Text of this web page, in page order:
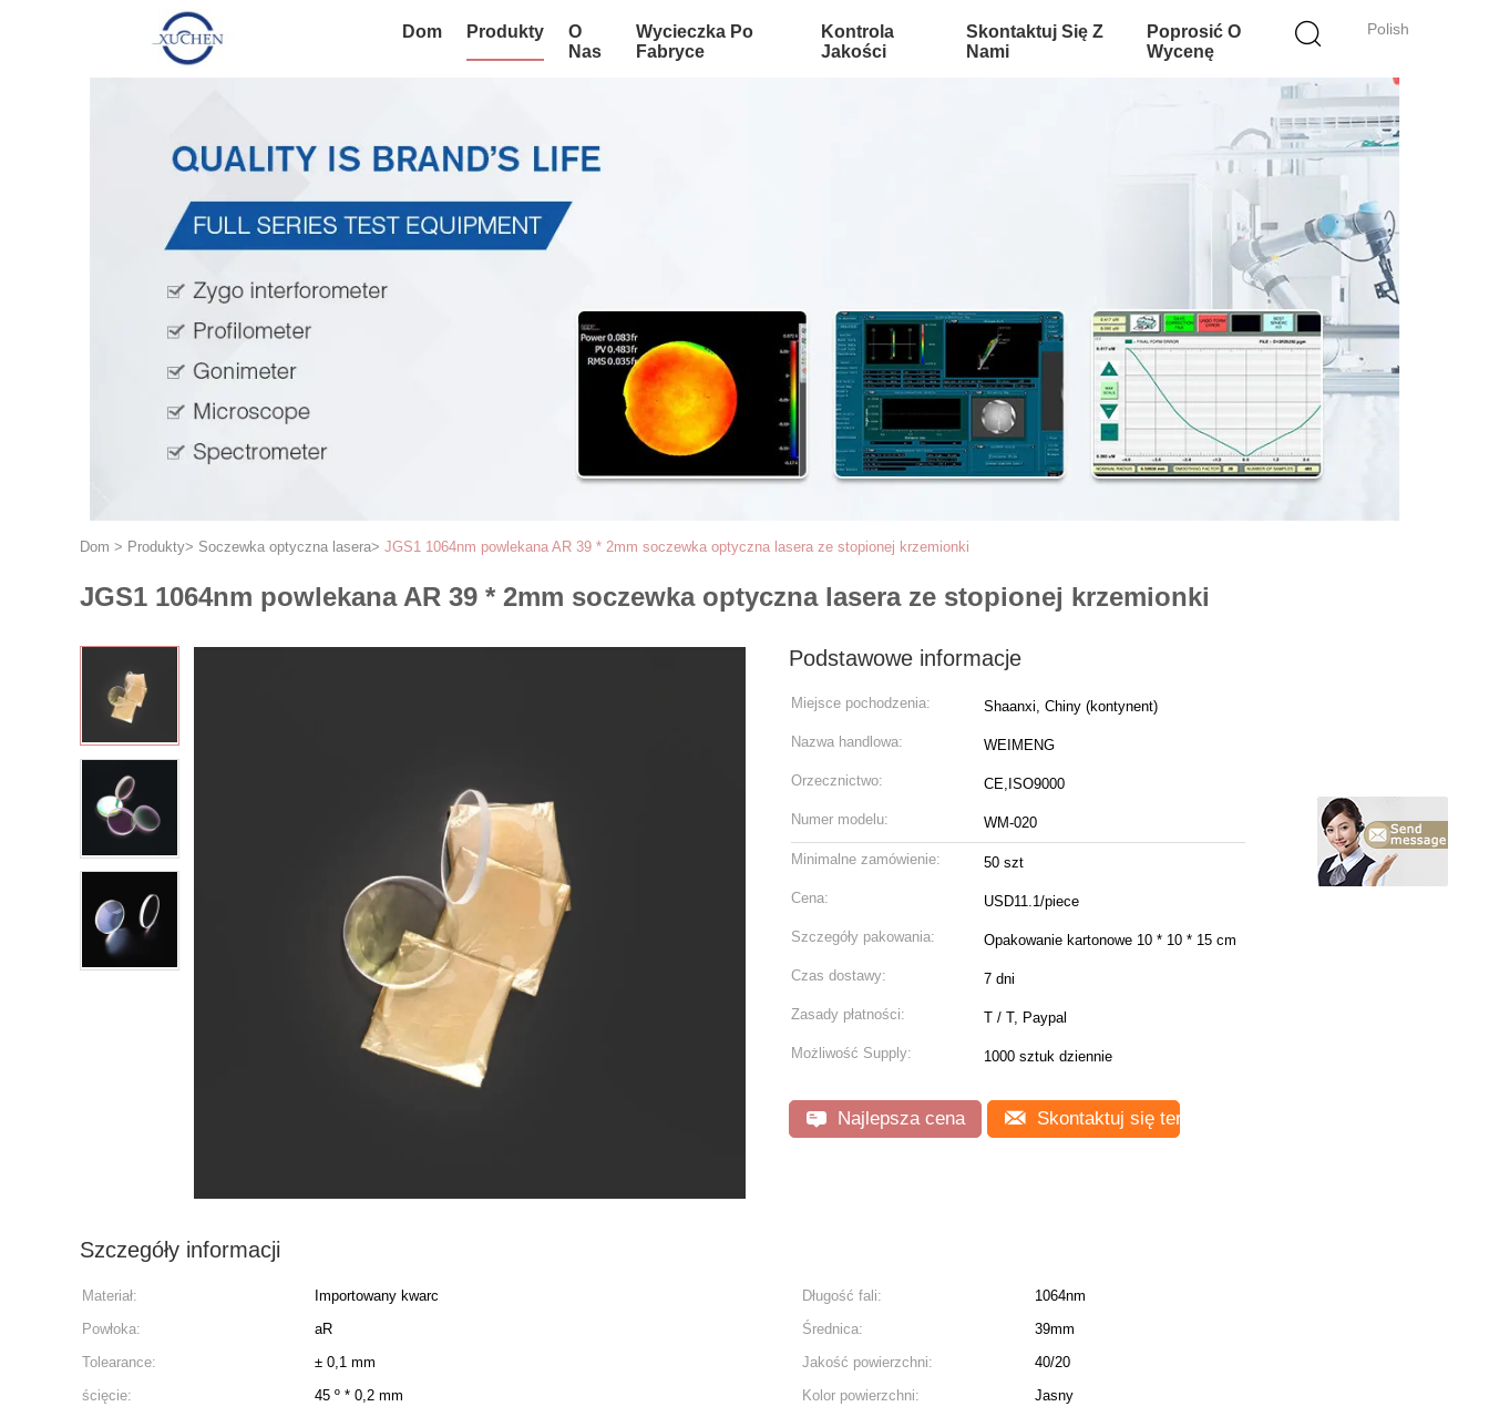
Polish
Dom Produkty
O
Nas
Wycieczka Po
Fabryce
Kontrola
Jakości
Skontaktuj Się Z
Nami
Poprosić O
Wycenę
Dom > Produkty> Soczewka optyczna lasera> JGS1 1064nm powlekana AR 39 * 2mm soczewka optyczna lasera ze stopionej krzemionki
JGS1 1064nm powlekana AR 39 * 2mm soczewka optyczna lasera ze stopionej krzemionki
Podstawowe informacje
Miejsce pochodzenia: Shaanxi, Chiny (kontynent)
Nazwa handlowa: WEIMENG
Orzecznictwo: CE,ISO9000
Numer modelu: WM-020
Minimalne zamówienie: 50 szt
Cena: USD11.1/piece
Szczegóły pakowania: Opakowanie kartonowe 10 * 10 * 15 cm
Czas dostawy: 7 dni
Zasady płatności: T / T, Paypal
Możliwość Supply: 1000 sztuk dziennie
Najlepsza cena Skontaktuj się teraz
Szczegóły informacji
Materiał: Importowany kwarc Długość fali:
1064nm
Powłoka:
aR Średnica:
39mm
Tolearance:
± 0,1 mm Jakość powierzchni:
40/20
ścięcie:
45 º * 0,2 mm Kolor powierzchni:
Jasny